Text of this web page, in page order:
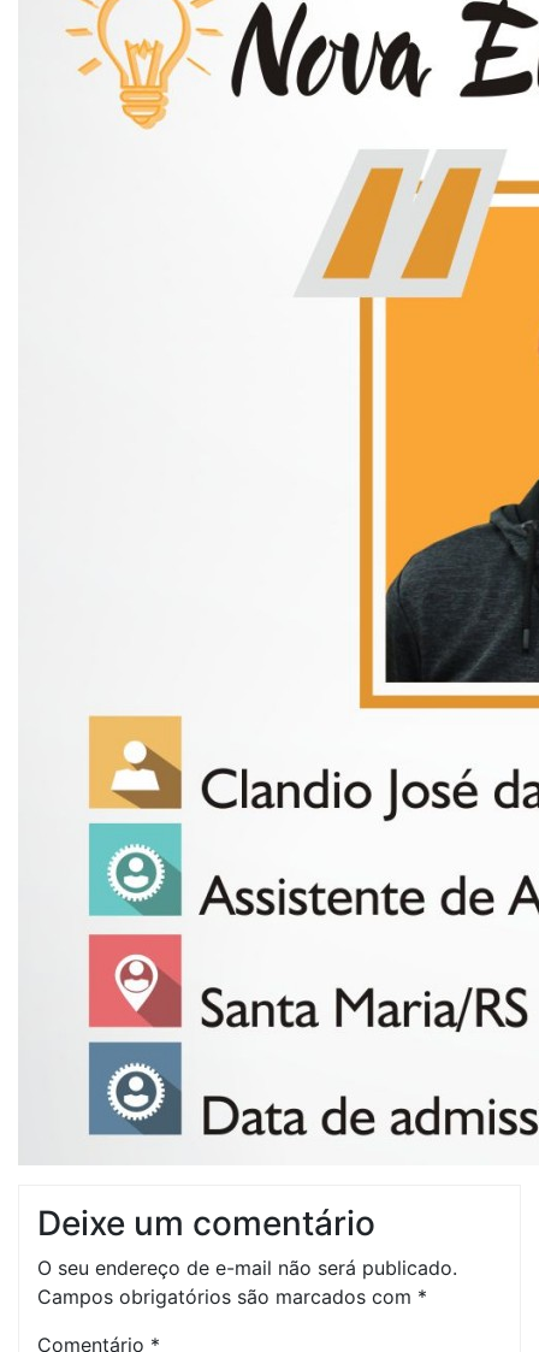
Deixe um comentário
O seu endereço de e-mail não será publicado.
Campos obrigatórios são marcados com *
Comentário *